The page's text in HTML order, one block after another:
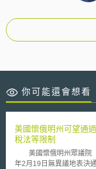
你可能還會想看
美國懷俄明州可望通
稅法等限制
美國懷俄明州眾議院（
年2月19日無異議地表決